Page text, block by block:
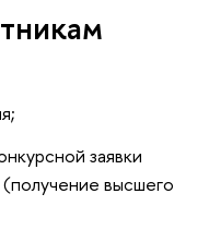
заявки
высшего